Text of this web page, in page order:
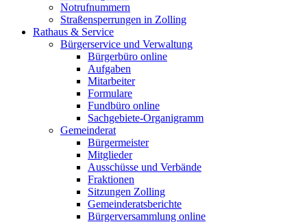
Notrufnummern
Straßensperrungen in Zolling
Rathaus & Service
Bürgerservice und Verwaltung
Bürgerbüro online
Aufgaben
Mitarbeiter
Formulare
Fundbüro online
Sachgebiete-Organigramm
Gemeinderat
Bürgermeister
Mitglieder
Ausschüsse und Verbände
Fraktionen
Sitzungen Zolling
Gemeinderatsberichte
Bürgerversammlung online